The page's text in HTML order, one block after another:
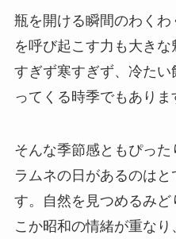
瓶を開ける瞬間のわく
を呼び起こす力も大き
すぎず寒すぎず、冷た
ってくる時季でもありま
そんな季節感ともぴっ
ラムネの日があるのは
す。自然を見つめるみ
こか昭和の情緒が重な